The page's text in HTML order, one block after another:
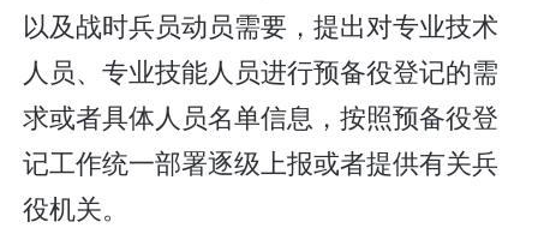
以及战时兵员动员需要，提出对专业技术
人员、专业技能人员进行预备役登记的需
求或者具体人员名单信息，按照预备役登
记工作统一部署逐级上报或者提供有关兵
役机关。